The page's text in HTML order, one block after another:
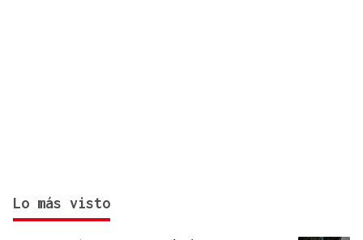
Lo más visto